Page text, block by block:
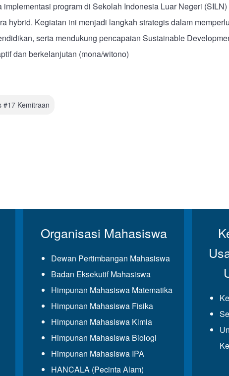
program di Sekolah Indonesia Luar Negeri
hybrid. Kegiatan ini menjadi langkah strategis dalam
serta mendukung pencapaian Sustainable
dan berkelanjutan (mona/witono)
#17 Kemitraan
Organisasi Mahasiswa
Dewan Pertimbangan Mahasiswa
Badan Eksekutif Mahasiswa
Himpunan Mahasiswa Matematika
Himpunan Mahasiswa Fisika
Himpunan Mahasiswa Kimia
Himpunan Mahasiswa Biologi
Himpunan Mahasiswa IPA
HANCALA (Pecinta Alam)